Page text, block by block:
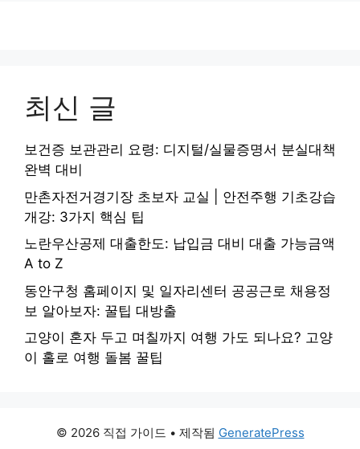
최신 글
보건증 보관관리 요령: 디지털/실물증명서 분실대책
완벽 대비
만촌자전거경기장 초보자 교실 | 안전주행 기초강습
개강: 3가지 핵심 팁
노란우산공제 대출한도: 납입금 대비 대출 가능금액
A to Z
동안구청 홈페이지 및 일자리센터 공공근로 채용정
보 알아보자: 꿀팁 대방출
고양이 혼자 두고 며칠까지 여행 가도 되나요? 고양
이 홀로 여행 돌봄 꿀팁
© 2026 직접 가이드 • 제작됨 GeneratePress